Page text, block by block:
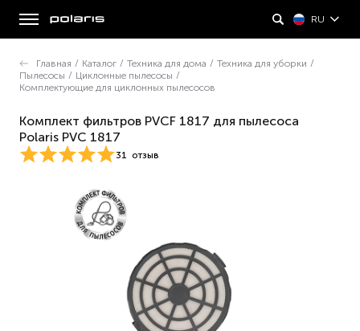
RU
Главная / Каталог / Техника для дома / Техника для уборки /
Пылесосы / Циклонные пылесосы /
Комплектующие для циклонных пылесосов
Комплект фильтров PVCF 1817 для пылесоса
Polaris PVC 1817
31 отзыв